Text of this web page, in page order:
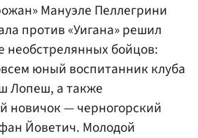
Мануэле Пеллегрини
против «Уигана» решил
необстрелянных бойцов:
юный воспитанник клуба
Лопеш, а также
новичок — черногорский
Йоветич. Молодой